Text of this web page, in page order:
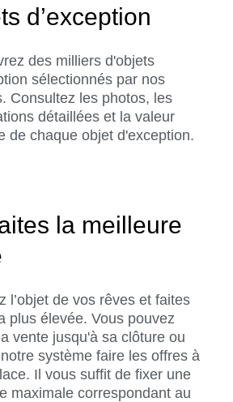
d’exception
des milliers d'objets
sélectionnés par nos
Consultez les photos, les
détaillées et la valeur
de chaque objet d'exception.
la meilleure
l’objet de vos rêves et faites
plus élevée. Vous pouvez
vente jusqu'à sa clôture ou
système faire les offres à
Il vous suffit de fixer une
maximale correspondant au